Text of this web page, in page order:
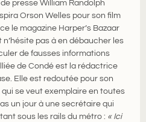
presse William Randolph
Orson Welles pour son film
le magazine Harper’s Bazaar
pas à en débaucher les
de fausses informations
de Condé est la rédactrice
Elle est redoutée pour son
se veut exemplaire en toutes
un jour à une secrétaire qui
sous les rails du métro : « Ici